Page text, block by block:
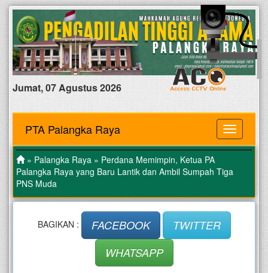
Jumat, 07 Agustus 2026
MENU
PTA Palangka Raya
» Palangka Raya » Perdana Memimpin, Ketua PA
Palangka Raya yang Baru Lantik dan Ambil Sumpah Tiga
PNS Muda
BAGIKAN : FACEBOOK
TWITTER
WHATSAPP